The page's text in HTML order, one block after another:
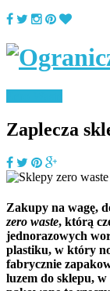
Zaplecza
Zakupy na wagę,
zero waste, którą
jednorazowych
plastiku, w który
fabrycznie
luzem do sklepu,